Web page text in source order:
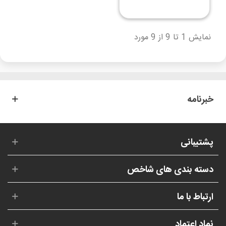
نمایش 1 تا 9 از 9 مورد
خبرنامه
پشتیبانی
دسته بندی های شاخص
ارتباط با ما